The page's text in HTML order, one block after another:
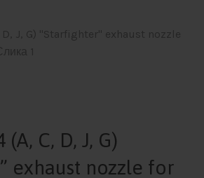
C, D, J, G)
exhaust nozzle for